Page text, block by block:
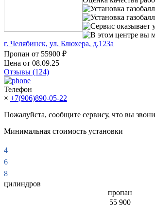
Установка
Установка
Сервис оказывает
В этом центре вы
г. Челябинск, ул. Блюхера, д.123а
Пропан от 55900 ₽
Цена от 08.09.25
Отзывы (124)
Телефон
× +7(906)890-05-22
Пожалуйста, сообщите сервису, что вы
Минимальная стоимость установки
4
6
8
цилиндров
пропан
55 900